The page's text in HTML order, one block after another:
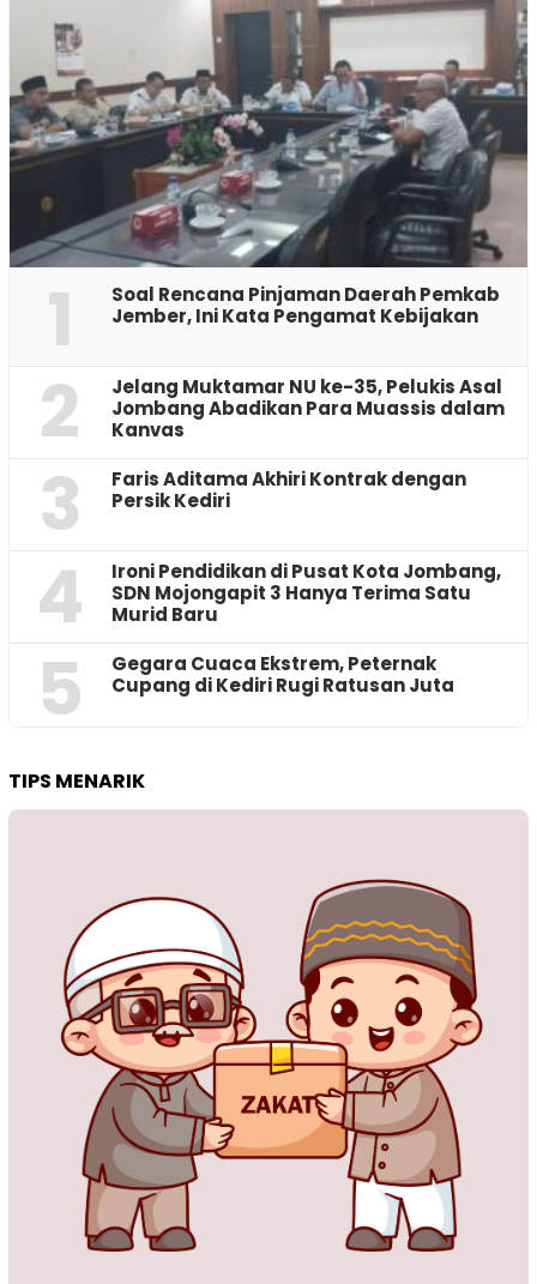
1
‎Soal Rencana Pinjaman Daerah Pemkab
Jember, Ini Kata Pengamat Kebijakan ‎
2
Jelang Muktamar NU ke-35, Pelukis Asal
Jombang Abadikan Para Muassis dalam
Kanvas
3
Faris Aditama Akhiri Kontrak dengan
Persik Kediri
4
Ironi Pendidikan di Pusat Kota Jombang,
SDN Mojongapit 3 Hanya Terima Satu
Murid Baru
5
‎Gegara Cuaca Ekstrem, Peternak
Cupang di Kediri Rugi Ratusan Juta
TIPS MENARIK